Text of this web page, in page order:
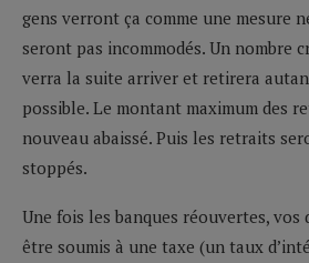
gens verront ça comme une mesure
seront pas incommodés. Un nombre
verra la suite arriver et retirera
possible. Le montant maximum des
nouveau abaissé. Puis les retraits
stoppés.
Une fois les banques réouvertes,
être soumis à une taxe (un taux